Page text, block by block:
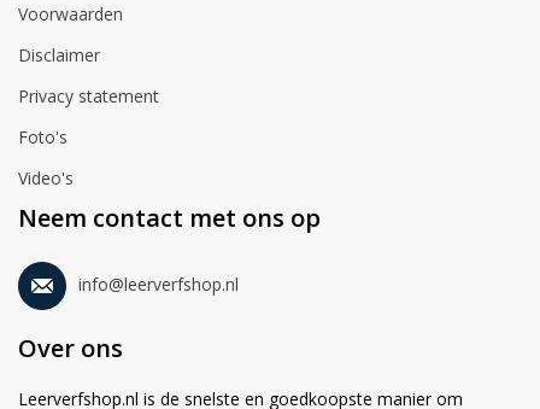
Voorwaarden
Disclaimer
Privacy statement
Foto's
Video's
Neem contact met ons op
info@leerverfshop.nl
Over ons
Leerverfshop.nl is de snelste en goedkoopste manier om